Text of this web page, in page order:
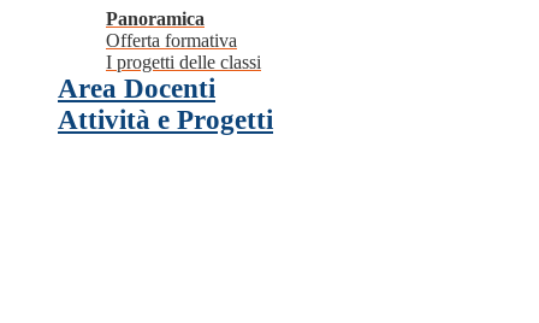
Panoramica
Offerta formativa
I progetti delle classi
Area Docenti
Attività e Progetti